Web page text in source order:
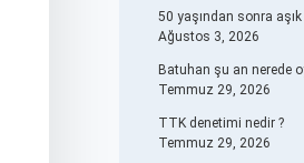
50 yaşından sonra
Ağustos 3, 2026
Batuhan şu an nerede
Temmuz 29, 2026
TTK denetimi nedir ?
Temmuz 29, 2026